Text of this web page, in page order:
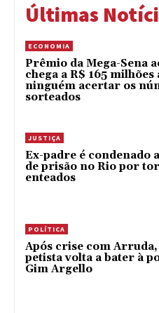
Últimas
ECONOMIA
Prêmio da Mega-Sena
chega a R$ 165 milhões
ninguém acertar os
sorteados
JUSTIÇA
Ex-padre é condenado
de prisão no Rio por
enteados
POLÍTICA
Após crise com Arruda,
petista volta a bater à
Gim Argello